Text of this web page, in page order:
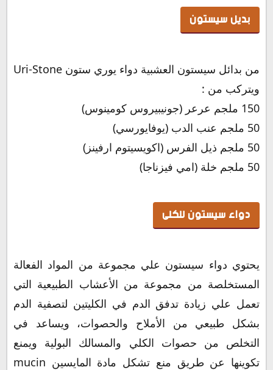
بديل سيستون
من بدائل سيستون العشبية دواء يوري ستون Uri-Stone
ويتركب من :
150 ملجم عرعر (جونيبيروس كومينوس)
50 ملجم عنب الدب (يوفايورسي)
50 ملجم ذيل الفرس (اكويسيتوم ارفينز)
50 ملجم خلة (امي فيزناجا)
دواء سيستون للكلى
يحتوي دواء سيستون علي مجموعة من المواد الفعالة
المستخلصة من مجموعة من الأعشاب الطبيعية التي
تعمل علي زيادة تدفق الدم في الكليتين لتصفية الدم
بشكل طبيعي من الأملاح والحصوات، ويساعد في
التخلص من حصوات الكلي والمسالك البولية ويمنع
تكوينها عن طريق منع تشكل مادة المايسين mucin